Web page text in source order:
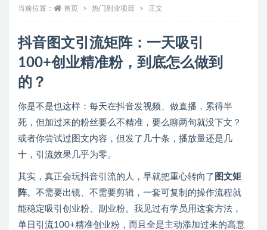
当前位置： 首页 热门副业项目 正文
抖音图文引流矩阵：一天吸引
100+创业精准粉，到底怎么做到
的？
你是不是也这样：每天在抖音发视频、做直播，累得半
死，但加过来的粉丝要么不精准，要么聊两句就没下文？
或者你尝试过图文内容，但发了几十条，播放量还是几
十，引流效果几乎为零。
其实，真正会玩抖音引流的人，早就把重心转向了 图文矩
阵。不需要出镜、不需要剪辑，一套可复制的操作流程就
能稳定吸引创业粉、副业粉。我见过有学员用这套方法，
单日引流100+精准创业粉，而且全是主动添加过来的高意